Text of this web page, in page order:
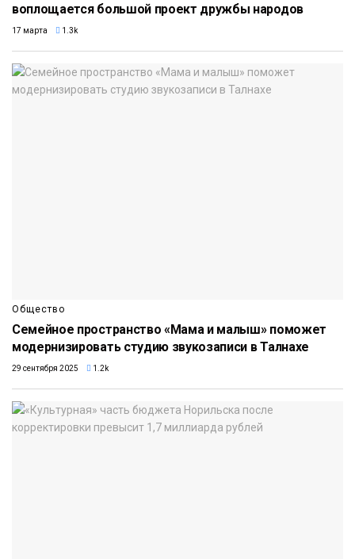
воплощается большой проект дружбы народов
17 марта 1.3k
Общество
Семейное пространство «Мама и малыш» поможет
модернизировать студию звукозаписи в Талнахе
29 сентября 2025 1.2k